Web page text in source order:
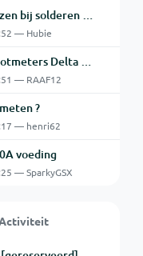
Bellen en blazen bij solderen van Chinese PCBs
— Hubie
Meerslagenpotmeters Delta SM45-70D
— RAAF12
?
— henri62
voeding
— SparkyGSX